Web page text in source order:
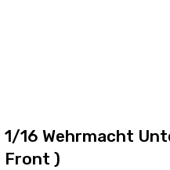
1/16 Wehrmacht
Front )